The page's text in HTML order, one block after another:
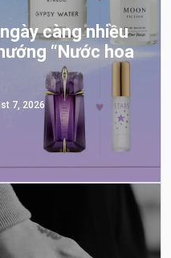
càng nhiều
“Nước hoa
7, 2026